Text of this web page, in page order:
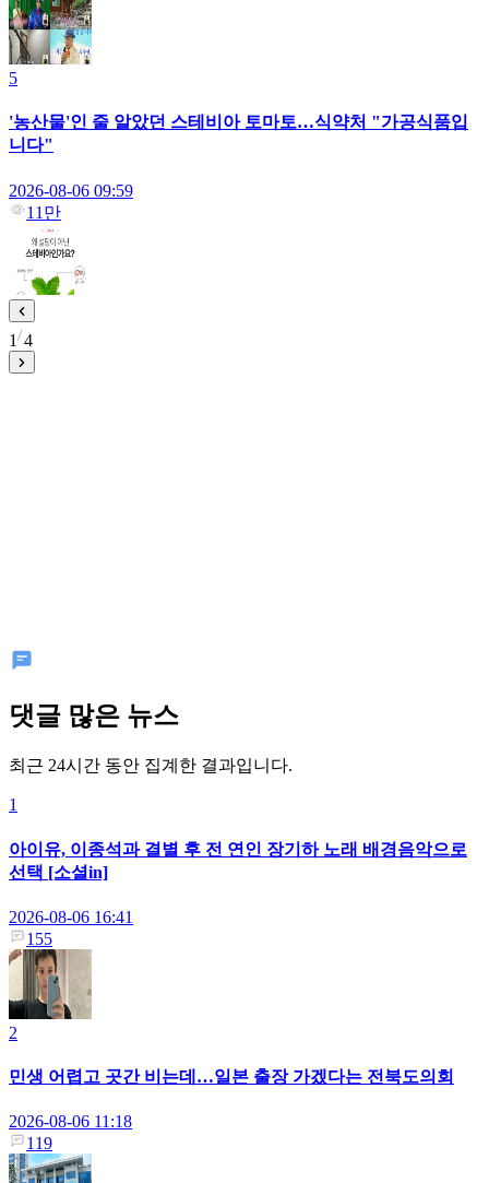
5
'농산물'인 줄 알았던 스테비아 토마토…식약처 "가공식품입
니다"
2026-08-06 09:59
11만
1 4
댓글 많은 뉴스
최근 24시간 동안 집계한 결과입니다.
1
아이유, 이종석과 결별 후 전 연인 장기하 노래 배경음악으로
선택 [소셜in]
2026-08-06 16:41
155
2
민생 어렵고 곳간 비는데…일본 출장 가겠다는 전북도의회
2026-08-06 11:18
119